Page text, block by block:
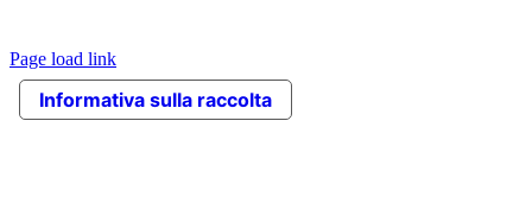
Page load link
Torna
cima
Informativa sulla raccolta